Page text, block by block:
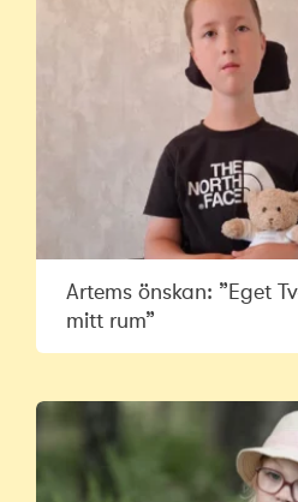
Artems önskan: ”Eget
mitt rum”